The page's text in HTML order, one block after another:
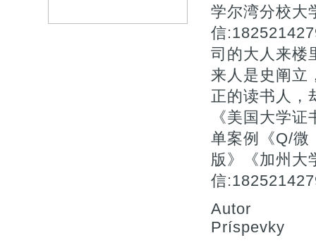
学尔湾分校大
信
司的大人来楼
来人是史阐立
正的读书人，
《美国大学
单案例《Q/微
版》《加州大
信
Autor
Príspevky